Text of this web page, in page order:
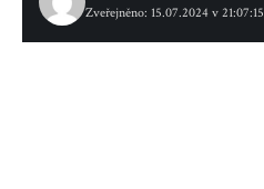
Zveřejněno: 15.07.2024 v 21:07:15